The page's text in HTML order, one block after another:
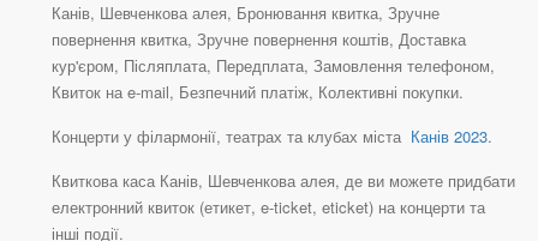
Канів, Шевченкова алея, Бронювання квитка, Зручне
повернення квитка, Зручне повернення коштів, Доставка
кур'єром, Післяплата, Передплата, Замовлення телефоном,
Квиток на e-mail, Безпечний платіж, Колективні покупки.
Концерти у філармонії, театрах та клубах міста Канів 2023.
Квиткова каса Канів, Шевченкова алея, де ви можете придбати
електронний квиток (етикет, e-ticket, eticket) на концерти та
інші події.